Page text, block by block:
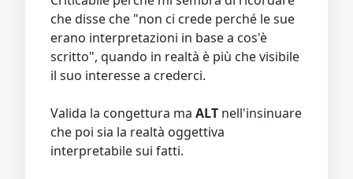
che disse che "non ci crede perché le sue
erano interpretazioni in base a cos'è
scritto", quando in realtà è più che visibile
il suo interesse a crederci.
Valida la congettura ma ALT nell'insinuare
che poi sia la realtà oggettiva
interpretabile sui fatti.